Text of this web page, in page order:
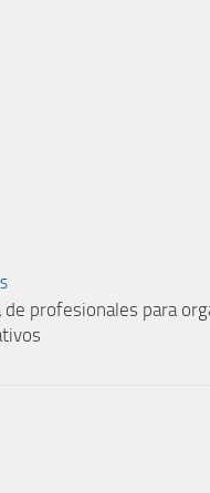
de profesionales para